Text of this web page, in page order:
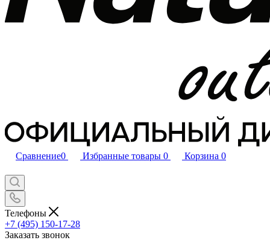
Сравнение0 Избранные товары 0 Корзина 0
Телефоны
+7 (495) 150-17-28
Заказать звонок